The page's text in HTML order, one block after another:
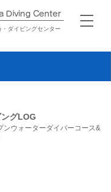
Diving Center​
・ダイビングセンター
グLOG
ンウォーターダイバーコース&